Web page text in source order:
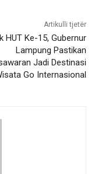
Artikulli tjetër
HUT Ke-15, Gubernur
Lampung Pastikan
Jadi Destinasi
Go Internasional